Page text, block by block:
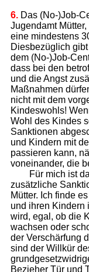
6.Das (No-)Job-
Jugendamt
eine mindestens
Diesbezüglich
dem (No-)Job-
dass bei den
und die Angst
Maßnahmen
nicht mit dem
Kindeswohls!
Wohl des Kindes
Sanktionen
und Kindern mit
passieren kann,
voneinander, die
Für mich ist
zusätzliche
Mütter. Ich finde
und ihren Kindern
wird, egal, ob die
wachsen oder
der Verschärfung
sind der Willkür
Bezieher Tür und